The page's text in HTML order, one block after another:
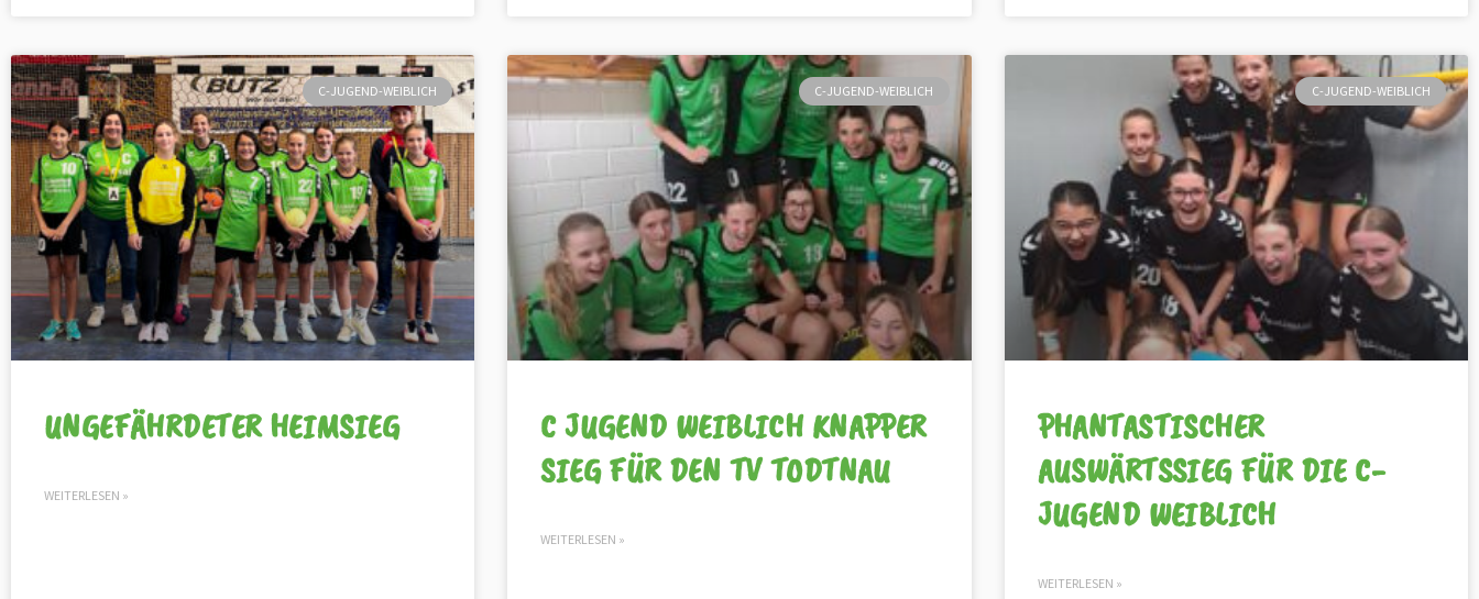
C-JUGEND-WEIBLICH
UNGEFÄHRDETER HEIMSIEG
WEITERLESEN »
C-JUGEND-WEIBLICH
C JUGEND WEIBLICH KNAPPER
SIEG FÜR DEN TV TODTNAU
WEITERLESEN »
C-JUGEND-WEIBLICH
PHANTASTISCHER
AUSWÄRTSSIEG FÜR DIE C-
JUGEND WEIBLICH
WEITERLESEN »